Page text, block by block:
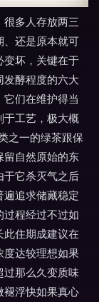
多人存放两三
、还是原本就可
变坏，关键在于
酵程度的六大
们在维护得当
于工艺，极大概
之一的绿茶跟保
留自然原始的东
于它杀灭气之后
追求储藏稳定
程经过不过如
住期成建议在
度达较理想如果
过那么久变质味
褪浮快如果真心